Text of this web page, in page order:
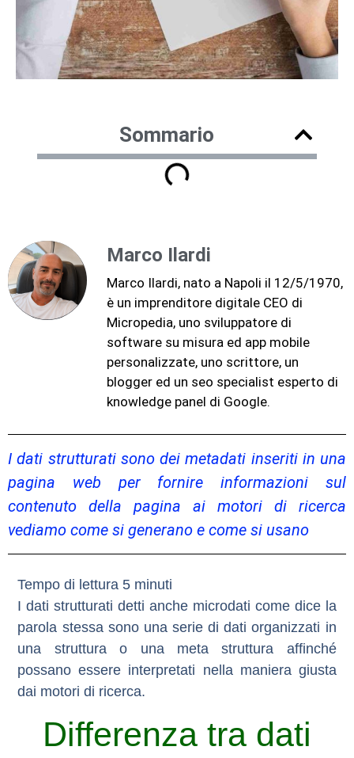
Sommario
Marco Ilardi
Marco Ilardi, nato a Napoli il 12/5/1970,
è un imprenditore digitale CEO di
Micropedia, uno sviluppatore di
software su misura ed app mobile
personalizzate, uno scrittore, un
blogger ed un seo specialist esperto di
knowledge panel di Google.
I dati strutturati sono dei metadati inseriti in una
pagina web per fornire informazioni sul
contenuto della pagina ai motori di ricerca
vediamo come si generano e come si usano
I dati strutturati detti anche microdati come dice la
parola stessa sono una serie di dati organizzati in
una struttura o una meta struttura affinché
possano essere interpretati nella maniera giusta
dai motori di ricerca.
Differenza tra dati